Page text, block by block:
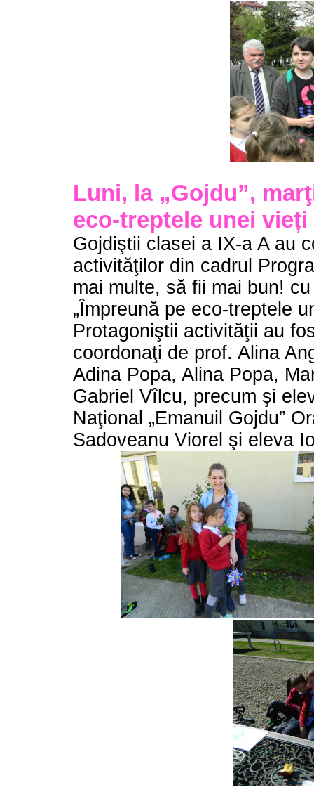
Luni, la „Gojdu”,
eco-treptele unei
Gojdiştii clasei a IX-a A au
activităţilor din cadrul
mai multe, să fii mai bun!
„Împreună pe eco-treptele
Protagoniştii activităţii au
coordonaţi de prof. Alina
Adina Popa, Alina Popa,
Gabriel Vîlcu, precum şi
Naţional „Emanuil Gojdu”
Sadoveanu Viorel şi eleva